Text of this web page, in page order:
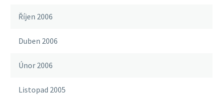
Říjen 2006
Duben 2006
Únor 2006
Listopad 2005